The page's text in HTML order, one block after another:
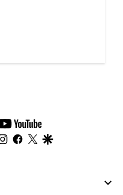
youtube-
footer
instagram
facebook
twitter